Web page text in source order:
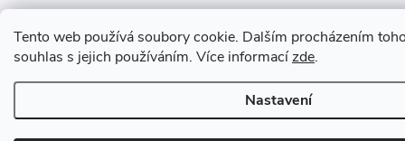
Tento web používá soubory cookie. Dalším procházením
souhlas s jejich používáním. Více informacízde.
Nastavení